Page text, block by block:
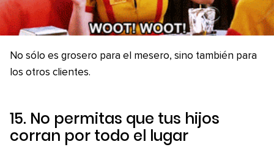
No sólo es grosero para el mesero, sino también para
los otros clientes.
15. No permitas que tus hijos
corran por todo el lugar